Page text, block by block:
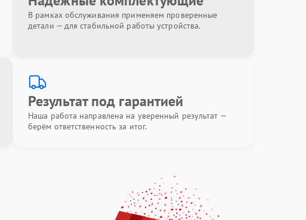
В рамках обслуживания применяем проверенные
детали — для стабильной работы устройства.
Результат под гарантией
Наша работа направлена на уверенный результат —
берём ответственность за итог.